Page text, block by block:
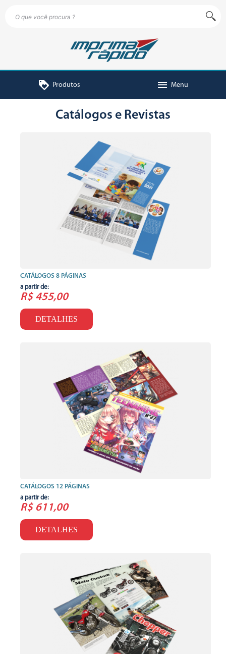
loyalty Produtos menu Menu
Catálogos e Revistas
CATÁLOGOS 8 PÁGINAS
a partir de:
R$ 455,00
DETALHES
CATÁLOGOS 12 PÁGINAS
a partir de:
R$ 611,00
DETALHES